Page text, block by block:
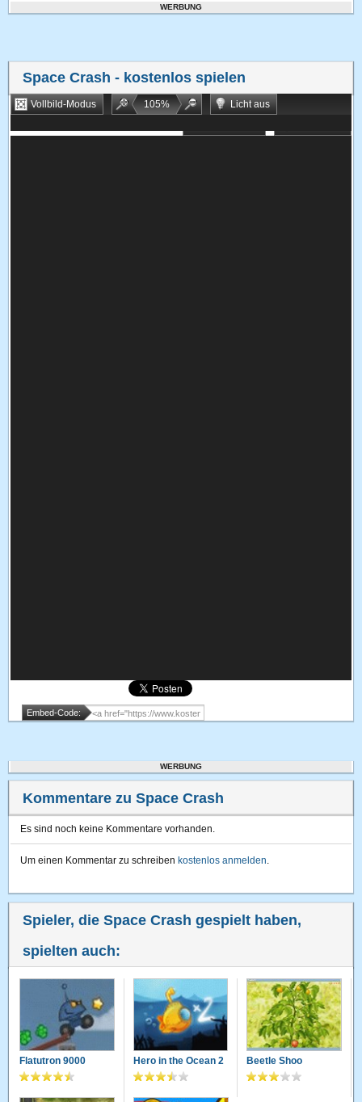
WERBUNG
Space Crash - kostenlos spielen
Vollbild-Modus 105%
Licht aus
Embed-Code:
WERBUNG
Kommentare zu Space Crash
Es sind noch keine Kommentare vorhanden.
Um einen Kommentar zu schreiben kostenlos anmelden.
Spieler, die Space Crash gespielt haben,
spielten auch:
Flatutron 9000 Hero in the Ocean 2 Beetle Shoo